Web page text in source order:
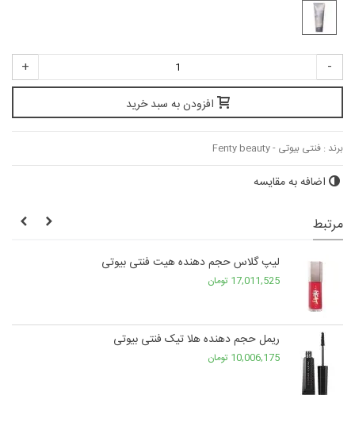
-
+
افزودن به سبد خرید
برند : فنتی بیوتی - Fenty beauty
اضافه به مقایسه
مرتبط
لیپ گلاس حجم دهنده هیت فنتی بیوتی
17,011,525 تومان
ریمل حجم دهنده هلا تیک فنتی بیوتی
10,006,175 تومان